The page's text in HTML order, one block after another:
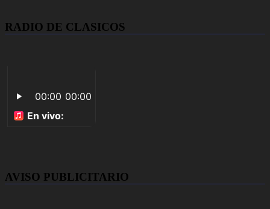
RADIO DE CLASICOS
AVISO PUBLICITARIO